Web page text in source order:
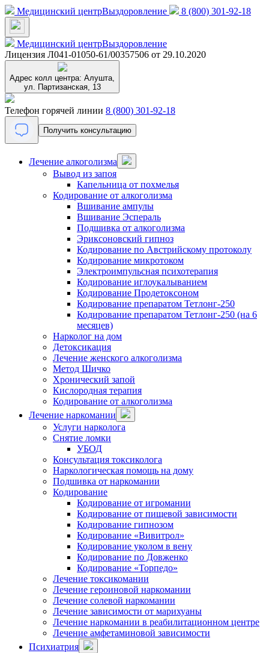
Медицинский центрВыздоровление 8 (800) 301-92-18
Медицинский центрВыздоровление
Лицензия Л041-01050-61/00357506 от 29.10.2020
Адрес колл центра: Алушта,
ул. Партизанская, 13
Телефон горячей линии 8 (800) 301-92-18
Получить консультацию
Лечение алкоголизма
Вывод из запоя
Капельница от похмелья
Кодирование от алкоголизма
Вшивание ампулы
Вшивание Эспераль
Подшивка от алкоголизма
Эриксоновский гипноз
Кодирование по Австрийскому протоколу
Кодирование микротоком
Электроимпульсная психотерапия
Кодирование иглоукалыванием
Кодирование Продетоксоном
Кодирование препаратом Тетлонг-250
Кодирование препаратом Тетлонг-250 (на 6
месяцев)
Нарколог на дом
Детоксикация
Лечение женского алкоголизма
Метод Шичко
Хронический запой
Кислородная терапия
Кодирование от алкоголизма
Лечение наркомании
Услуги нарколога
Снятие ломки
УБОД
Консультация токсиколога
Наркологическая помощь на дому
Подшивка от наркомании
Кодирование
Кодирование от игромании
Кодирование от пищевой зависимости
Кодирование гипнозом
Кодирование «Вивитрол»
Кодирование уколом в вену
Кодирование по Довженко
Кодирование «Торпедо»
Лечение токсикомании
Лечение героиновой наркомании
Лечение солевой наркомании
Лечение зависимости от марихуаны
Лечение наркомании в реабилитационном центре
Лечение амфетаминовой зависимости
Психиатрия